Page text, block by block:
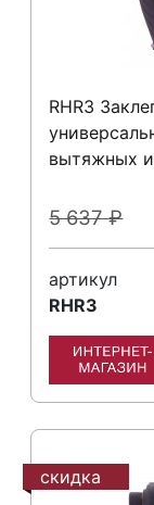
RHR3
вытяжных и
5 637₽
артикул
RHR3
скидка